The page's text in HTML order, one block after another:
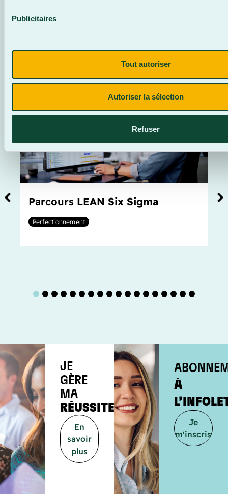
Publicitaires
Tout autoriser
Autoriser la sélection
Refuser
POURRAIENT AUSSI
T’INTÉRESSER
Parcours LEAN Six Sigma
Perfectionnement
4 5 6 7 8 9 101112131415161718
JE
GÈRE
MA
RÉUSSITE
En
savoir
plus
À
Je
m'inscris